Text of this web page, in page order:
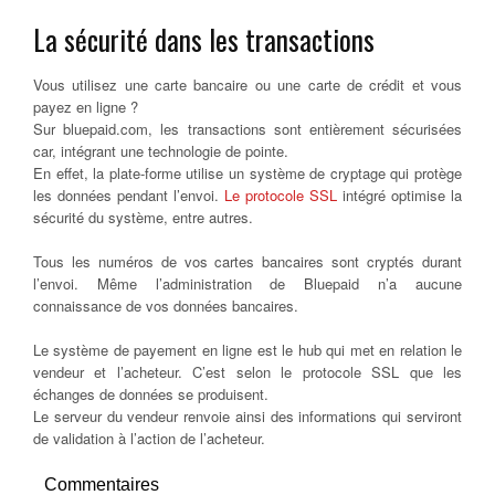
La sécurité dans les transactions
Vous utilisez une carte bancaire ou une carte de crédit et vous
payez en ligne ?
Sur bluepaid.com, les transactions sont entièrement sécurisées
car, intégrant une technologie de pointe.
En effet, la plate-forme utilise un système de cryptage qui protège
les données pendant l’envoi. Le protocole SSL intégré optimise la
sécurité du système, entre autres.
Tous les numéros de vos cartes bancaires sont cryptés durant
l’envoi. Même l’administration de Bluepaid n’a aucune
connaissance de vos données bancaires.
Le système de payement en ligne est le hub qui met en relation le
vendeur et l’acheteur. C’est selon le protocole SSL que les
échanges de données se produisent.
Le serveur du vendeur renvoie ainsi des informations qui serviront
de validation à l’action de l’acheteur.
Commentaires